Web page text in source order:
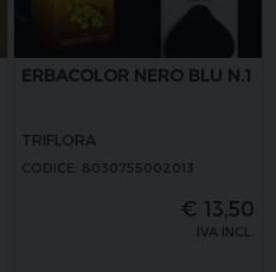
ERBACOLOR NERO BLU N.1
TRIFLORA
CODICE: 8030755002013
€ 13,50
IVA INCL.